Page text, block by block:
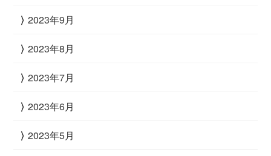
2023年9月
2023年8月
2023年7月
2023年6月
2023年5月